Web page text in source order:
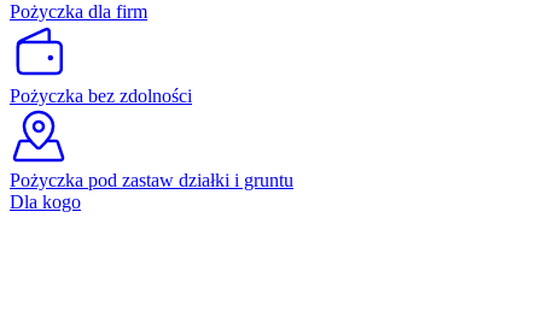
Pożyczka dla firm
Pożyczka bez zdolności
Pożyczka pod zastaw działki i gruntu
Dla kogo